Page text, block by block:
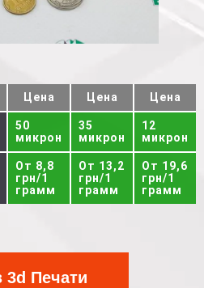
Цена Цена Цена
50
микрон
35
микрон
12
микрон
От 8,8
грн/1
грамм
От 13,2
грн/1
грамм
От 19,6
грн/1
грамм
3d Печати